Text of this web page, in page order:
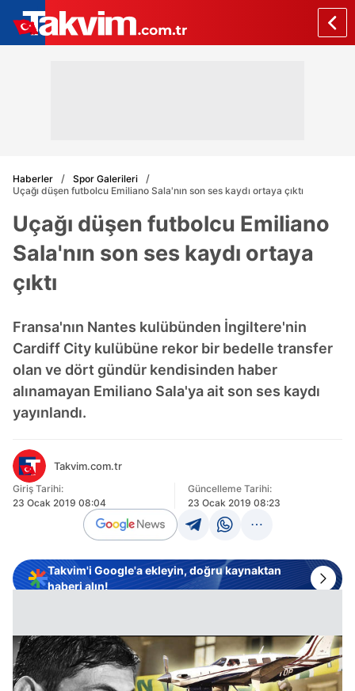
Haberler
Spor Galerileri
Uçağı düşen futbolcu Emiliano Sala'nın son ses kaydı ortaya çıktı
Uçağı düşen futbolcu Emiliano
Sala'nın son ses kaydı ortaya
çıktı
Fransa'nın Nantes kulübünden İngiltere'nin
Cardiff City kulübüne rekor bir bedelle transfer
olan ve dört gündür kendisinden haber
alınamayan Emiliano Sala'ya ait son ses kaydı
yayınlandı.
Takvim.com.tr
Giriş Tarihi:
23 Ocak 2019 08:04
Güncelleme Tarihi:
23 Ocak 2019 08:23
Takvim'i Google'a ekleyin, doğru kaynaktan
haberi alın!